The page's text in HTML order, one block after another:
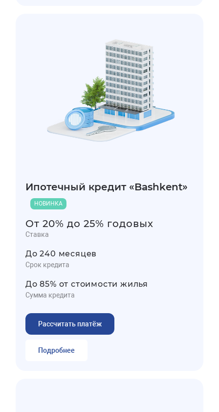
Ипотечный кредит «Bashkent»
НОВИНКА
От 20% до 25% годовых
Ставка
До 240 месяцев
Срок кредита
До 85% от стоимости жилья
Сумма кредита
Рассчитать платёж
Подробнее